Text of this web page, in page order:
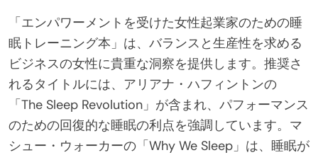
「エンパワーメントを受けた女性起業家のための睡
眠トレーニング本」は、バランスと生産性を求める
ビジネスの女性に貴重な洞察を提供します。推奨さ
れるタイトルには、アリアナ・ハフィントンの
「The Sleep Revolution」が含まれ、パフォーマンス
のための回復的な睡眠の利点を強調しています。マ
シュー・ウォーカーの「Why We Sleep」は、睡眠が